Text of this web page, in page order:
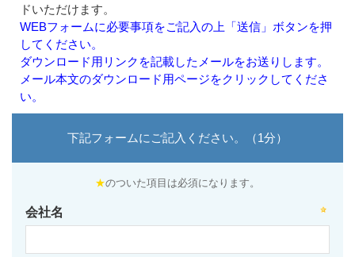
ドいただけます。
WEBフォームに必要事項をご記入の上「送信」ボタンを押
してください。
ダウンロード用リンクを記載したメールをお送りします。
メール本文のダウンロード用ページをクリックしてくださ
い。
下記フォームにご記入ください。（1分）
★のついた項目は必須になります。
会社名